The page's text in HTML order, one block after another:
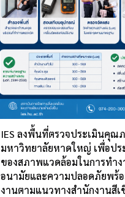
IES ลงพื้นที่ตรวจประเมินคุณ
มหาวิทยาลัยหาดใหญ่ เพื่อปร
ของสภาพแวดล้อมในการทำ
อนามัยและความปลอดภัยพร้
งานตามแนวทางสำนักงานสีเ